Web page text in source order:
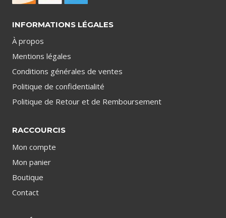
INFORMATIONS LÉGALES
À propos
Mentions légales
Conditions générales de ventes
Politique de confidentialité
Politique de Retour et de Remboursement
RACCOURCIS
Mon compte
Mon panier
Boutique
Contact